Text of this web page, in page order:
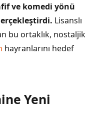
ve komedi yönü
Lisanslı
bu ortaklık, nostaljik
hayranlarını hedef
Yeni